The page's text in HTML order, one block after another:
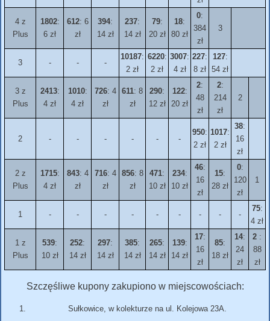
4 z
Plus
1802:
6 zł
612: 6
zł
394:
14 zł
237:
14 zł
79:
20 zł
18:
80 zł
0:
384
zł
3
3 - - -
10187:
2 zł
6220:
2 zł
3007:
4 zł
227:
8 zł
127:
54 zł
3 z
Plus
2413:
4 zł
1010:
4 zł
726: 4
zł
611: 8
zł
290:
12 zł
122:
20 zł
2:
48
zł
2:
214
zł
2
2 - - - - - -
950:
2 zł
1017:
2 zł
38:
16
zł
2 z
Plus
1715:
4 zł
843: 4
zł
716: 4
zł
856: 8
zł
471:
10 zł
234:
10 zł
46:
16
zł
15:
28 zł
0:
120
zł
1
1 - - - - - - - - -
75:
4 zł
1 z
Plus
539:
10 zł
252:
14 zł
297:
14 zł
385:
14 zł
265:
14 zł
139:
14 zł
17:
16
zł
85:
18 zł
14:
24
zł
2 :
88
zł
Szczęśliwe kupony zakupiono w miejscowościach:
Sułkowice, w kolekturze na ul. Kolejowa 23A.